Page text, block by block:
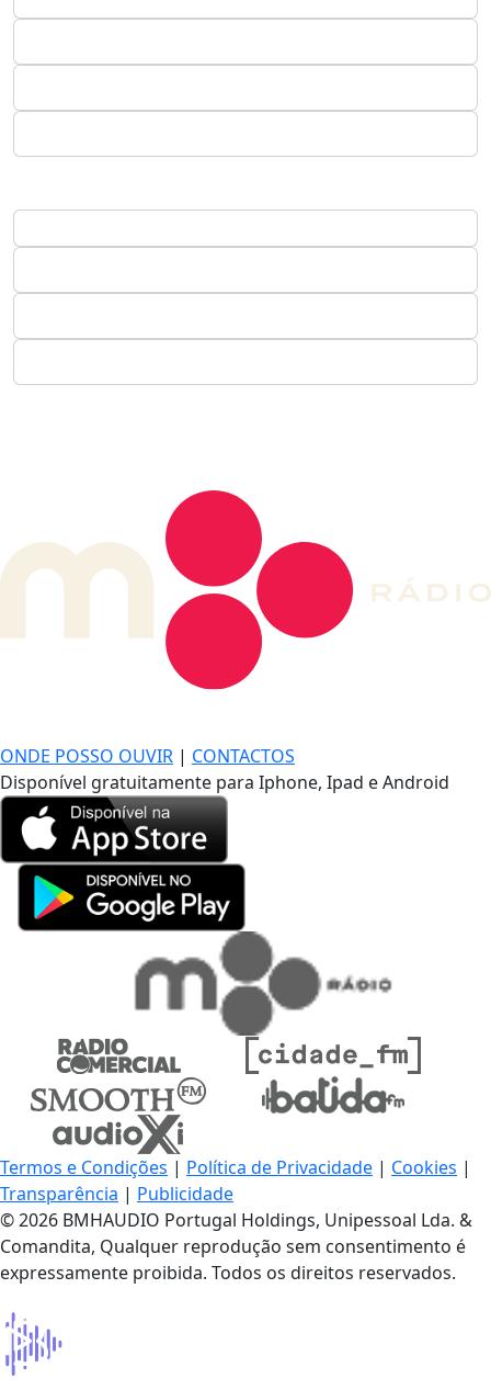
ONDE POSSO OUVIR | CONTACTOS
Disponível gratuitamente para Iphone, Ipad e Android
Termos e Condições | Política de Privacidade | Cookies |
Transparência | Publicidade
© 2026 BMHAUDIO Portugal Holdings, Unipessoal Lda. &
Comandita, Qualquer reprodução sem consentimento é
expressamente proibida. Todos os direitos reservados.